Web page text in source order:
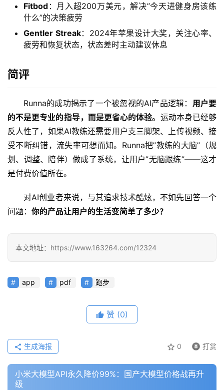
应
业
教
程
型
报
告
Fitbod ：月入超200万美元，解决”今天进健身房该练
什么”的决策疲劳
Gentler Streak：2024年苹果设计大奖，关注心率、
疲劳和恢复状态，状态差时主动建议休息
简评
Runna的成功揭示了一个被忽视的AI产品逻辑： 用户要
的不是更专业的指导，而是更省心的体验。 运动本身已经够
反人性了，如果AI教练还需要用户支三脚架、上传视频、接
受不断纠错，流失率可想而知。Runna把”教练的大脑”（规
划、调整、陪伴）做成了系统，让用户”无脑跟练”——这才
是付费价值所在。
对AI创业者来说，与其追求技术酷炫，不如先回答一个
问题： 你的产品让用户的生活变简单了多少？
本文地址：https://www.163264.com/12324
app pdf 跑步
赞 (0)
0 打赏
生成海报
小米大模型API永久降价99%：国产大模型价格战再升
级